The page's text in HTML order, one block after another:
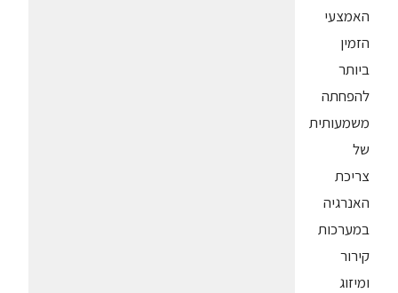
האמצעי
הזמין
ביותר
להפחתה
משמעותית
של
צריכת
האנרגיה
במערכות
קירור
ומיזוג